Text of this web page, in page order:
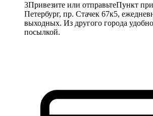
3Привезите или отправьтеПункт
Петербург, пр. Стачек 67к5,
выходных. Из другого города
посылкой.